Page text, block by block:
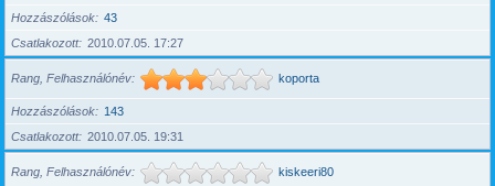
Hozzászólások
43
Csatlakozott
2010.07.05. 17:27
Rang, Felhasználónév koporta
Hozzászólások
143
Csatlakozott
2010.07.05. 19:31
Rang, Felhasználónév kiskeeri80